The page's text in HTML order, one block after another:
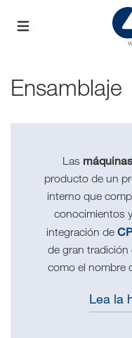
Ensamblaje
Las
producto de un
interno que
conocimientos
integración de
de gran tradición
como el nombre
Lea